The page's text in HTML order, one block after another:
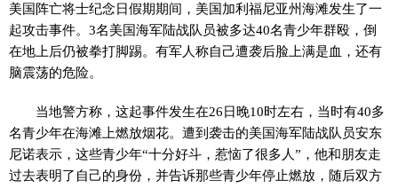
美国阵亡将士纪念日假期期间，美国加利福尼亚州海滩发生了一
起攻击事件。3名美国海军陆战队员被多达40名青少年群殴，倒
在地上后仍被拳打脚踢。有军人称自己遭袭后脸上满是血，还有
脑震荡的危险。
当地警方称，这起事件发生在26日晚10时左右，当时有40多
名青少年在海滩上燃放烟花。遭到袭击的美国海军陆战队员安东
尼诺表示，这些青少年“十分好斗，惹恼了很多人”，他和朋友走
过去表明了自己的身份，并告诉那些青少年停止燃放，随后双方